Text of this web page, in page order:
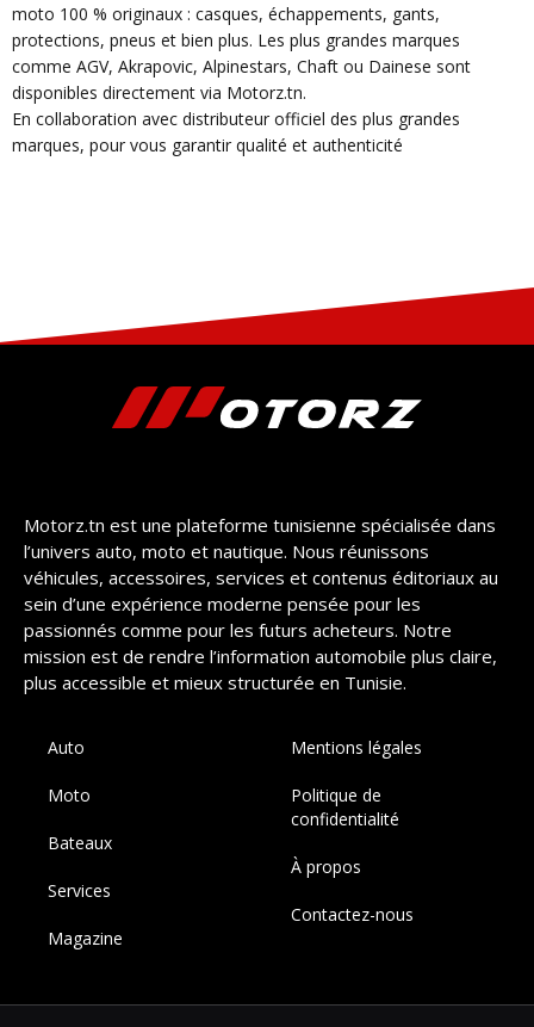
moto 100 % originaux : casques, échappements, gants,
protections, pneus et bien plus. Les plus grandes marques
comme AGV, Akrapovic, Alpinestars, Chaft ou Dainese sont
disponibles directement via Motorz.tn.
En collaboration avec distributeur officiel des plus grandes
marques, pour vous garantir qualité et authenticité
Motorz.tn est une plateforme tunisienne spécialisée dans
l’univers auto, moto et nautique. Nous réunissons
véhicules, accessoires, services et contenus éditoriaux au
sein d’une expérience moderne pensée pour les
passionnés comme pour les futurs acheteurs. Notre
mission est de rendre l’information automobile plus claire,
plus accessible et mieux structurée en Tunisie.
Auto
Moto
Bateaux
Services
Magazine
Mentions légales
Politique de
confidentialité
À propos
Contactez-nous